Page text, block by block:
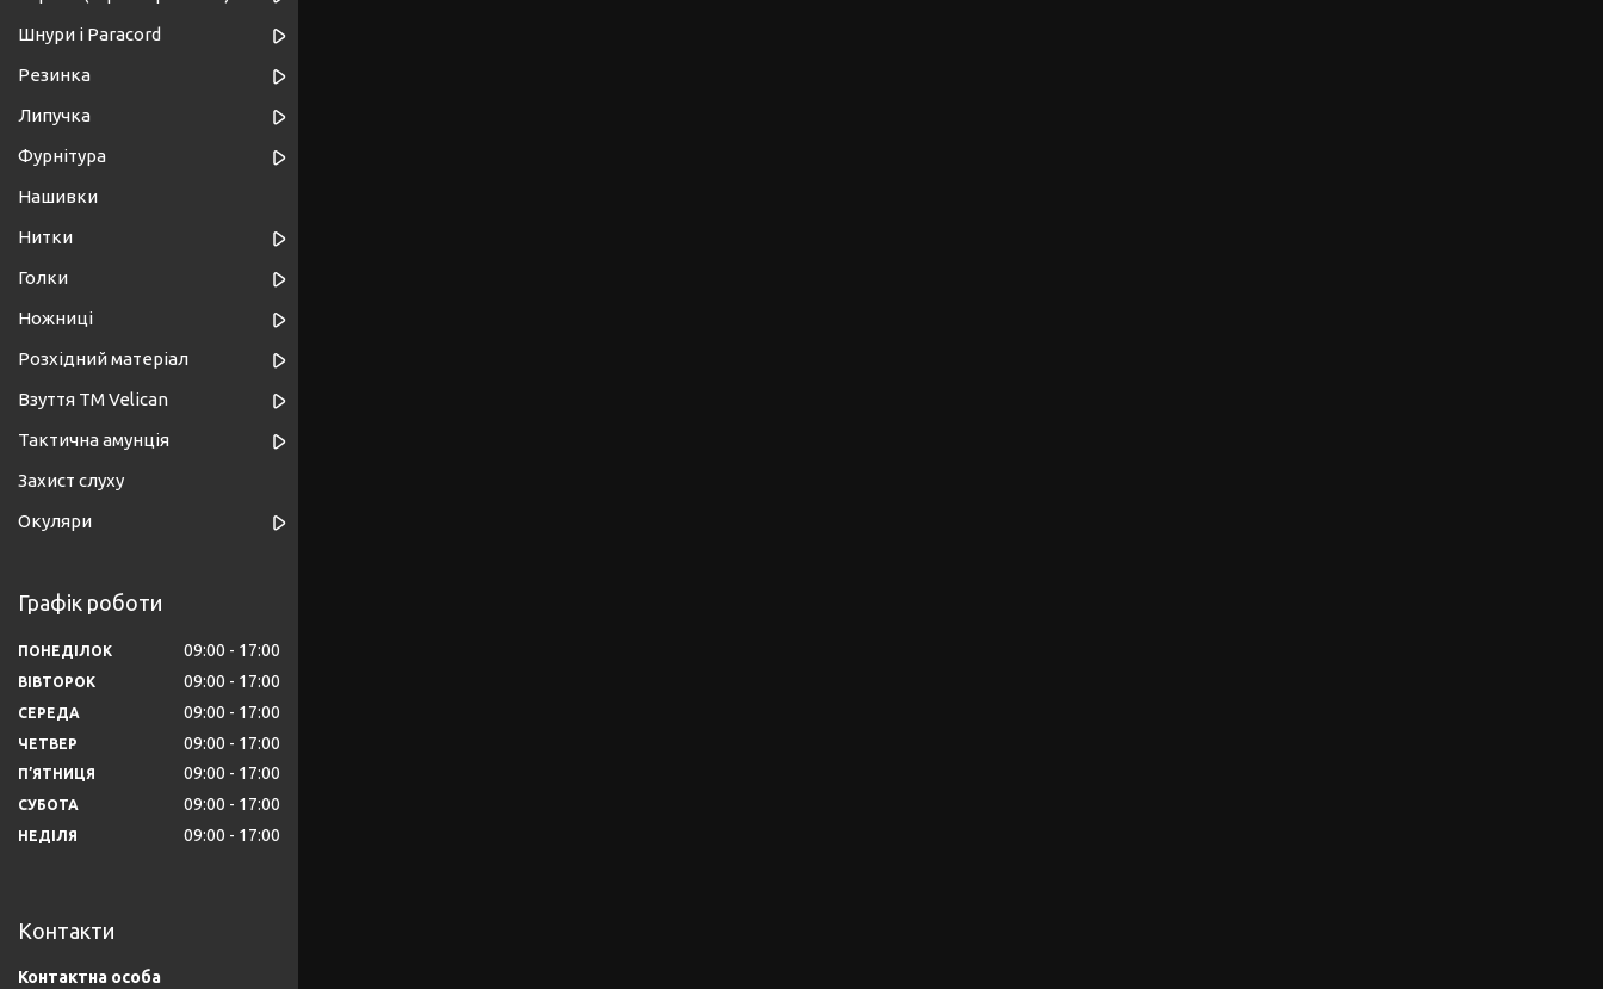
Шнури і Paracord
Резинка
Липучка
Фурнітура
Нашивки
Нитки
Голки
Ножниці
Розхідний матеріал
Взуття ТМ Velican
Тактична амунція
Захист слуху
Окуляри
Графік роботи
ПОНЕДІЛОК 09:00 17:00
ВІВТОРОК 09:00 17:00
СЕРЕДА 09:00 17:00
ЧЕТВЕР 09:00 17:00
ПʼЯТНИЦЯ 09:00 17:00
СУБОТА 09:00 17:00
НЕДІЛЯ 09:00 17:00
Контакти